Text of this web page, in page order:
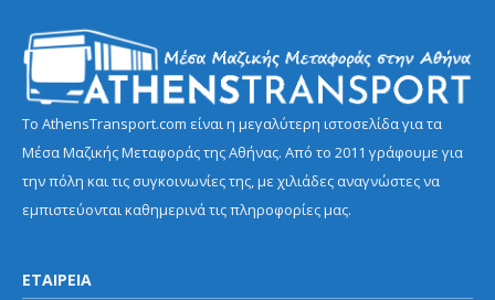
Το AthensTransport.com είναι η μεγαλύτερη ιστοσελίδα για τα
Μέσα Μαζικής Μεταφοράς της Αθήνας. Από το 2011 γράφουμε για
την πόλη και τις συγκοινωνίες της, με χιλιάδες αναγνώστες να
εμπιστεύονται καθημερινά τις πληροφορίες μας.
ΕΤΑΙΡΕΙΑ